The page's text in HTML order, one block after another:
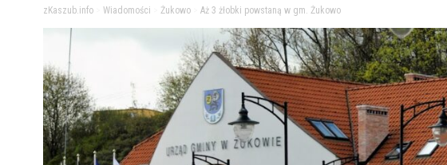
zKaszub.info> Wiadomości Żukowo> Aż 3 żłobki powstaną w gm. Żukowo